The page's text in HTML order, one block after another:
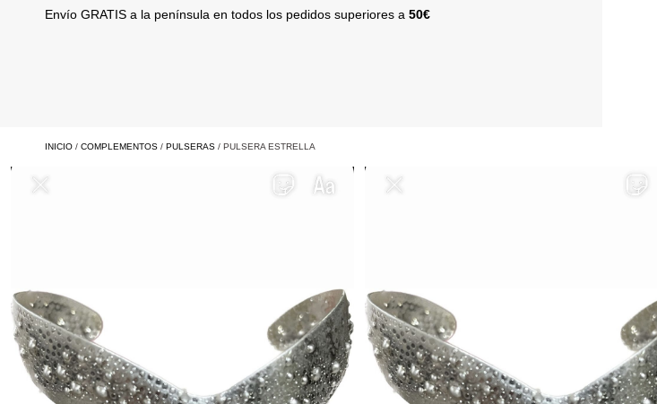
Envío GRATIS a la península en todos los pedidos superiores a 50€
INICIO / COMPLEMENTOS / PULSERAS / PULSERA ESTRELLA